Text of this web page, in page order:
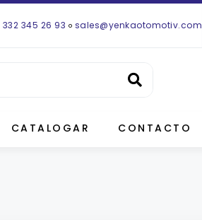
345 26 93 o sales@yenkaotomotiv.com
CATALOGAR CONTACTO